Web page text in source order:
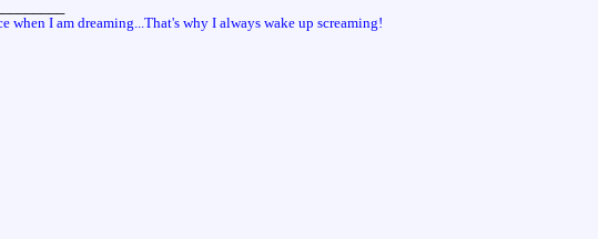
when I am dreaming...That's why I always wake up screaming!